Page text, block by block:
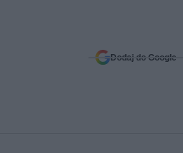
Dodaj do Google